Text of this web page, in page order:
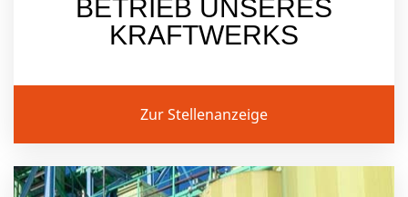
BETRIEB UNSERES
KRAFTWERKS
Zur Stellenanzeige